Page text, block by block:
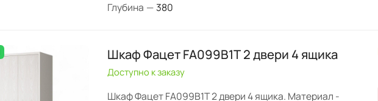
Глубина — 380
Шкаф Фацет FA099B1T 2 двери 4 ящика
Доступно к заказу
Шкаф Фацет FA099B1T 2 двери 4 ящика. Материал -